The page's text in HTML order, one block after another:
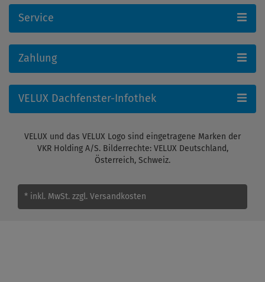
Service
Zahlung
VELUX Dachfenster-Infothek
VELUX und das VELUX Logo sind eingetragene Marken der
VKR Holding A/S. Bilderrechte: VELUX Deutschland,
Österreich, Schweiz.
* inkl. MwSt. zzgl. Versandkosten